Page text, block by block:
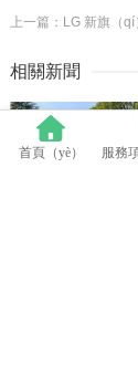
相關新聞
首頁（yè） 服務